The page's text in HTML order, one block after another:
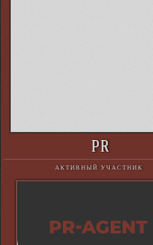
PR
АКТИВНЫЙ УЧАСТНИК